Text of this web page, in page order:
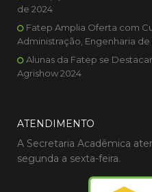
de 2024
Fatep Amplia Oferta com
Administração, Engenharia
Alunas da Fatep se
Agrishow 2024
ATENDIMENTO
A Secretaria Acadêmica
segunda a sexta-feira.